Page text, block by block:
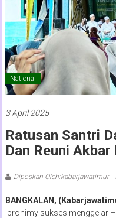
Jawa
Timur
National
3 April 2025
Ratusan Santri
Dan Reuni
Diposkan Oleh:kabarjawatimur
BANGKALAN,
Ibrohimy sukses menggelar